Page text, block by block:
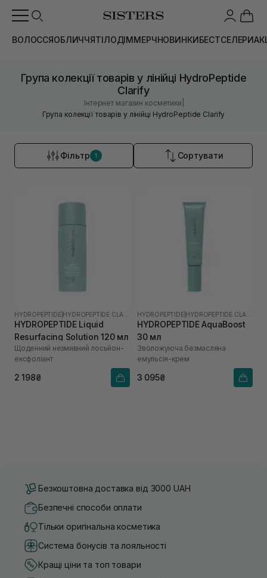
ВОЛОССЯОБЛИЧЧЯТІЛОДІММЕРЧНОВИНКИБЕСТСЕЛЕРИ
Група колекції товарів у лінійці HydroPeptide
Clarify
Інтернет магазин косметики
Група колекції товарів у лінійці HydroPeptide Clarify
Фільтр 1 Сортувати
HYDROPEPTIDE
HYDROPEPTIDE Liquid
Resurfacing Solution 120 мл
Щоденний незмивний лосьйон-
ексфоліант
2 198₴
HYDROPEPTIDE
HYDROPEPTIDE AquaBoost
30 мл
Зволожуюча безмасляна
емульсія-крем
3 095₴
Безкоштовна доставка від 3000 UAH
Безпечні способи оплати
Тільки оригінальна косметика
Система бонусів та лояльності
Кращі ціни та топ товари